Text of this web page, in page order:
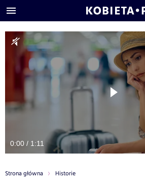
0:00 / 1:11
Strona główna Historie